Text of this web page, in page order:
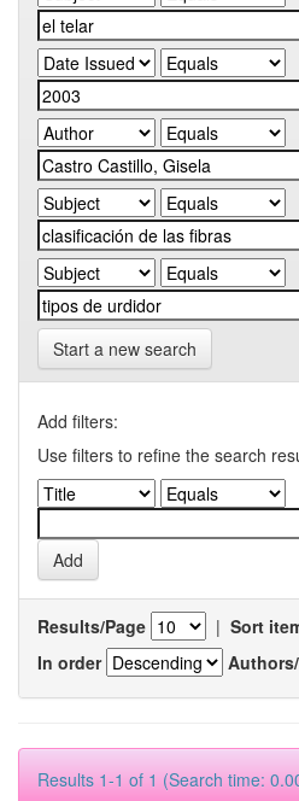
Start a new search
Add filters:
Use filters to refine the search
Results/Page | Sort
In order
Results 1-1 of 1 (Search time: